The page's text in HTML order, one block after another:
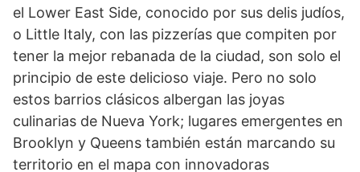
el Lower East Side, conocido por sus delis judíos,
o Little Italy, con las pizzerías que compiten por
tener la mejor rebanada de la ciudad, son solo el
principio de este delicioso viaje. Pero no solo
estos barrios clásicos albergan las joyas
culinarias de Nueva York; lugares emergentes en
Brooklyn y Queens también están marcando su
territorio en el mapa con innovadoras